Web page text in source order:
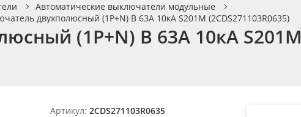
Автоматические выключатели модульные
двухполюсный (1P+N) B 63А 10кА S201M (2CDS271103R0635)
(1P+N) B 63А 10кА S201M
Артикул: 2CDS271103R0635